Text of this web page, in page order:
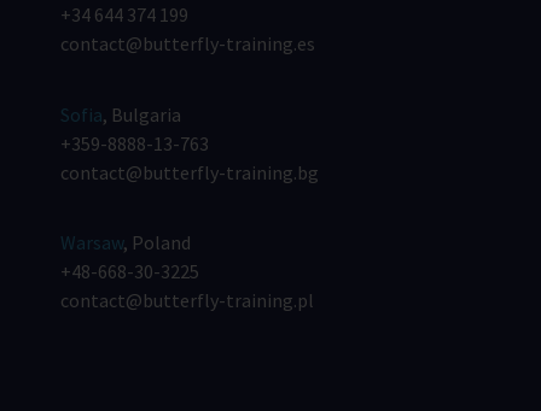
+34 644 374 199
contact@butterfly-training.es
Sofia, Bulgaria
+359-8888-13-763
contact@butterfly-training.bg
Warsaw, Poland
+48-668-30-3225
contact@butterfly-training.pl